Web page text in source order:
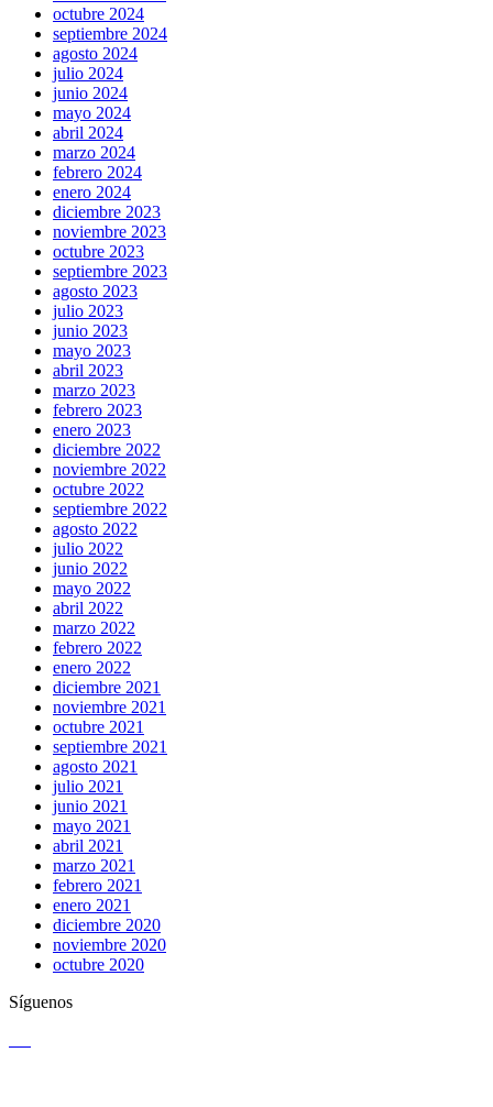
octubre 2024
septiembre 2024
agosto 2024
julio 2024
junio 2024
mayo 2024
abril 2024
marzo 2024
febrero 2024
enero 2024
diciembre 2023
noviembre 2023
octubre 2023
septiembre 2023
agosto 2023
julio 2023
junio 2023
mayo 2023
abril 2023
marzo 2023
febrero 2023
enero 2023
diciembre 2022
noviembre 2022
octubre 2022
septiembre 2022
agosto 2022
julio 2022
junio 2022
mayo 2022
abril 2022
marzo 2022
febrero 2022
enero 2022
diciembre 2021
noviembre 2021
octubre 2021
septiembre 2021
agosto 2021
julio 2021
junio 2021
mayo 2021
abril 2021
marzo 2021
febrero 2021
enero 2021
diciembre 2020
noviembre 2020
octubre 2020
Síguenos